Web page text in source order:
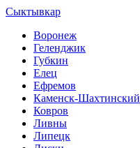
Сыктывкар
Воронеж
Геленджик
Губкин
Елец
Ефремов
Каменск-Шахтинский
Ковров
Ливны
Липецк